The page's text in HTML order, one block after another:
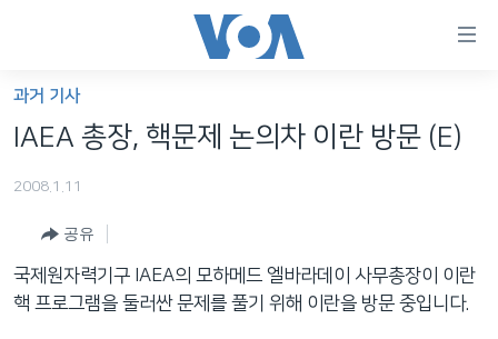
가
능
콘
VOD
라디오
프로그램
FOLLOW US
과거 기사
IAEA 총장, 핵문제 논의차 이란 방문 (E)
2008.1.11
공유
국제원자력기구 IAEA의 모하메드 엘바라데이 사무총장이 이란
핵 프로그램을 둘러싼 문제를 풀기 위해 이란을 방문 중입니다.